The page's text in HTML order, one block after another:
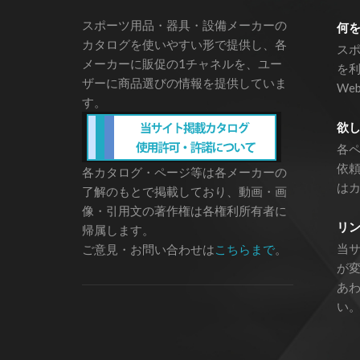
スポーツ用品・器具・設備メーカーの
カタログを使いやすい形で提供し、各
メーカーに販促の1チャネルを、ユー
ザーに商品選びの情報を提供していま
す。
各カタログ・ページ等は各メーカーの
了解のもとで掲載しており、動画・画
像・引用文の著作権は各権利所有者に
帰属します。
ご意見・お問い合わせはこちらまで。
何
ス
を
欲
各
依
は
リ
当
が
あ
い。